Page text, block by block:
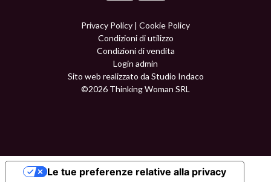
Privacy Policy
Cookie Policy
Condizioni di utilizzo
Condizioni di vendita
Login admin
Sito web realizzato da Studio Indaco
©2026 Thinking Woman SRL
Le tue preferenze relative alla privacy